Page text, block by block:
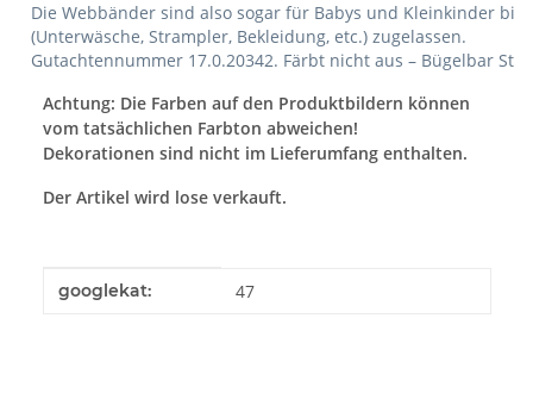
Die Webbänder sind also sogar für Babys und Kleinkinder bis
(Unterwäsche, Strampler, Bekleidung, etc.) zugelassen.
Gutachtennummer 17.0.20342. Färbt nicht aus – Bügelbar
Achtung: Die Farben auf den Produktbildern können
vom tatsächlichen Farbton abweichen!
Dekorationen sind nicht im Lieferumfang enthalten.
Der Artikel wird lose verkauft.
Produkteigenschaft
Wert
googlekat: 47